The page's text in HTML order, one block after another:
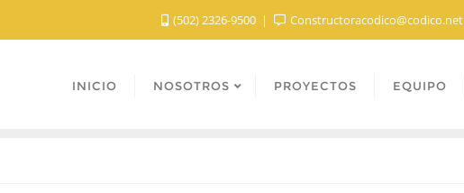
(502) 2326-9500 Constructoracodico@codico.net
INICIO NOSOTROS PROYECTOS EQUIPO